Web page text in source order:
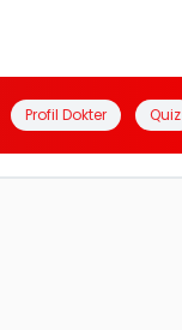
Profil Dokter Quiz